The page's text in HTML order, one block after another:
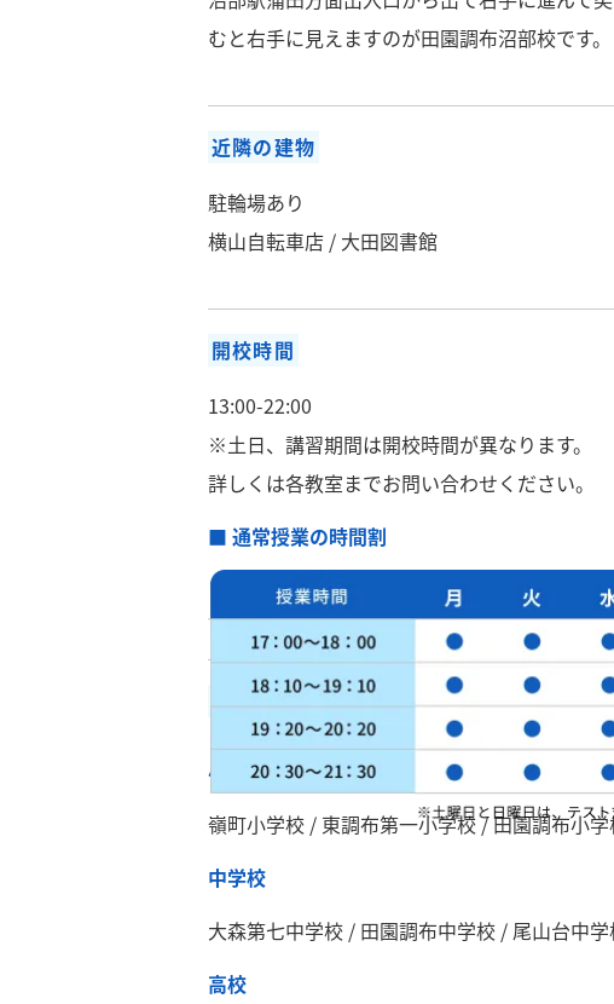
むと右手に見えますのが田園調布沼部校です。
近隣の建物
駐輪場あり
横山自転車店 / 大田図書館
開校時間
13:00-22:00
※土日、講習期間は開校時間が異なります。
詳しくは各教室までお問い合わせください。
■ 通常授業の時間割
近隣の学校・ご通塾いただいている学校
小学校
嶺町小学校 / 東調布第一小学校 / 田園調布小
中学校
大森第七中学校 / 田園調布中学校 / 尾山台中
高校